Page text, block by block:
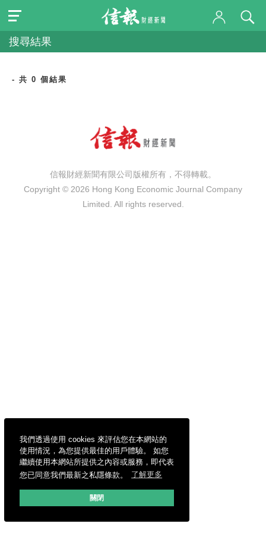
我們透過使用 cookies 來評估您在本網站的
使用情況，為您提供最佳的用戶體驗。 如您
繼續使用本網站所提供之內容或服務，即代表
您已同意我們最新之私隱條款。
了解更多
關閉
搜尋結果
- 共 0 個結果
信報財經新聞有限公司版權所有，不得轉載。
Copyright © 2026 Hong Kong Economic Journal Company
Limited. All rights reserved.